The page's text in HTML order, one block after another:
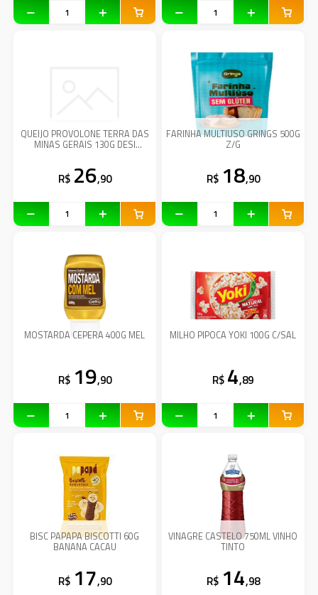
QUEIJO PROVOLONE TERRA DAS
MINAS GERAIS 130G DESI
R$ 26,90
FARINHA MULTIUSO GRINGS 500G
Z/G
R$ 18,90
MOSTARDA CEPERA 400G MEL
R$ 19,90
MILHO PIPOCA YOKI 100G C/SAL
R$ 4,89
BISC PAPAPA BISCOTTI 60G
BANANA CACAU
R$ 17,90
VINAGRE CASTELO 750ML VINHO
TINTO
R$ 14,98